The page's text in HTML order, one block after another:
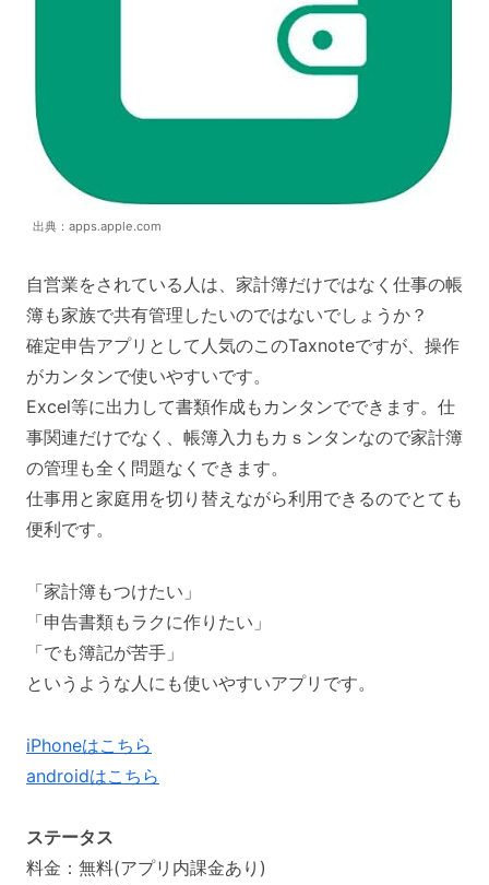
出典：apps.apple.com
自営業をされている人は、家計簿だけではなく仕事の帳
簿も家族で共有管理したいのではないでしょうか？
確定申告アプリとして人気のこのTaxnoteですが、操作
がカンタンで使いやすいです。
Excel等に出力して書類作成もカンタンでできます。仕
事関連だけでなく、帳簿入力もカｓンタンなので家計簿
の管理も全く問題なくできます。
仕事用と家庭用を切り替えながら利用できるのでとても
便利です。
「家計簿もつけたい」
「申告書類もラクに作りたい」
「でも簿記が苦手」
というような人にも使いやすいアプリです。
iPhoneはこちら
androidはこちら
ステータス
料金：無料(アプリ内課金あり)